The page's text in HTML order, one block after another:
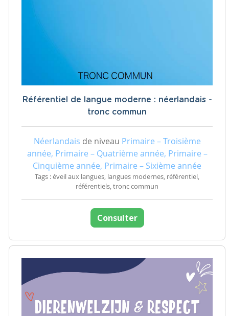
Référentiel de langue moderne : néerlandais -
tronc commun
Néerlandais de niveau Primaire – Troisième
année, Primaire – Quatrième année, Primaire –
Cinquième année, Primaire – Sixième année
Tags : éveil aux langues, langues modernes, référentiel,
référentiels, tronc commun
Consulter